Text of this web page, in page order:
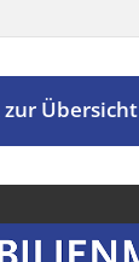
zur Übersicht